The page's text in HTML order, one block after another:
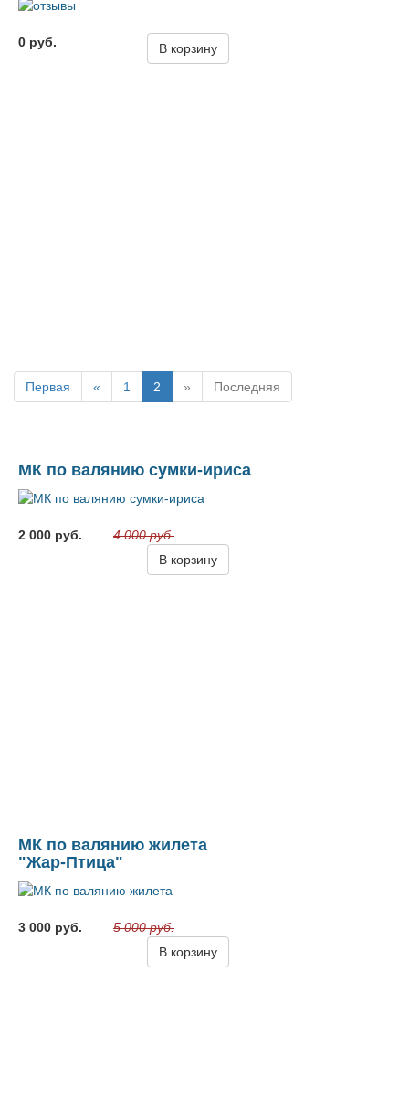
0 руб. В корзину
Первая « 1 2 » Последняя
МК по валянию сумки-ириса
2 000 руб.
4 000 руб.
В корзину
МК по валянию жилета
"Жар-Птица"
3 000 руб.
5 000 руб.
В корзину